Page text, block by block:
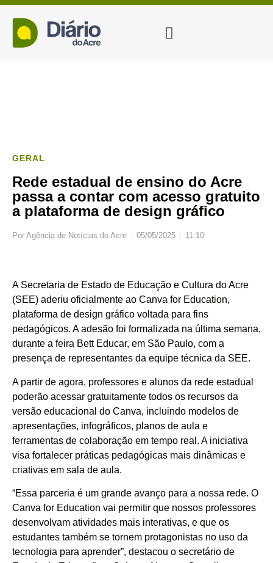
GERAL
Rede estadual de ensino do Acre
passa a contar com acesso gratuito
a plataforma de design gráfico
Por Agência de Notícias do Acre 05/05/2025 11:10
A Secretaria de Estado de Educação e Cultura do Acre
(SEE) aderiu oficialmente ao Canva for Education,
plataforma de design gráfico voltada para fins
pedagógicos. A adesão foi formalizada na última semana,
durante a feira Bett Educar, em São Paulo, com a
presença de representantes da equipe técnica da SEE.
A partir de agora, professores e alunos da rede estadual
poderão acessar gratuitamente todos os recursos da
versão educacional do Canva, incluindo modelos de
apresentações, infográficos, planos de aula e
ferramentas de colaboração em tempo real. A iniciativa
visa fortalecer práticas pedagógicas mais dinâmicas e
criativas em sala de aula.
“Essa parceria é um grande avanço para a nossa rede. O
Canva for Education vai permitir que nossos professores
desenvolvam atividades mais interativas, e que os
estudantes também se tornem protagonistas no uso da
tecnologia para aprender”, destacou o secretário de